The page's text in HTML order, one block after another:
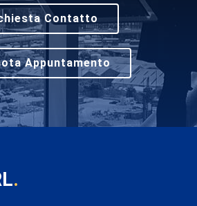
Contatto
Appuntamento
.